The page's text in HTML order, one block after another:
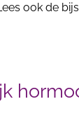
ook de